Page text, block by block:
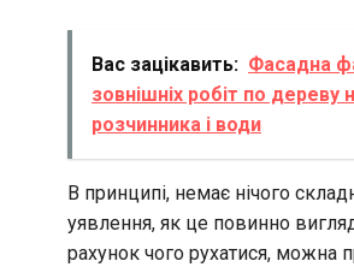
Вас зацікавить: Фасадна
зовнішніх робіт по дереву
розчинника і води
В принципі, немає нічого
уявлення, як це повинно
рахунок чого рухатися, можна